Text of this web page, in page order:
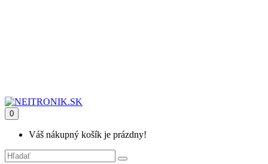
0
Váš nákupný košík je prázdny!